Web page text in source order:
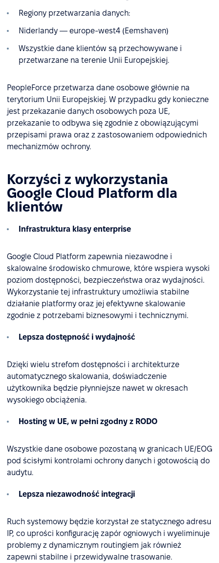
Regiony przetwarzania danych:
Niderlandy — europe-west4 (Eemshaven)
Wszystkie dane klientów są przechowywane i
przetwarzane na terenie Unii Europejskiej.
PeopleForce przetwarza dane osobowe głównie na
terytorium Unii Europejskiej. W przypadku gdy konieczne
jest przekazanie danych osobowych poza UE,
przekazanie to odbywa się zgodnie z obowiązującymi
przepisami prawa oraz z zastosowaniem odpowiednich
mechanizmów ochrony.
Korzyści z wykorzystania
Google Cloud Platform dla
klientów
Infrastruktura klasy enterprise
Google Cloud Platform zapewnia niezawodne i
skalowalne środowisko chmurowe, które wspiera wysoki
poziom dostępności, bezpieczeństwa oraz wydajności.
Wykorzystanie tej infrastruktury umożliwia stabilne
działanie platformy oraz jej efektywne skalowanie
zgodnie z potrzebami biznesowymi i technicznymi.
Lepsza dostępność i wydajność
Dzięki wielu strefom dostępności i architekturze
automatycznego skalowania, doświadczenie
użytkownika będzie płynniejsze nawet w okresach
wysokiego obciążenia.
Hosting w UE, w pełni zgodny z RODO
Wszystkie dane osobowe pozostaną w granicach UE/EOG
pod ścisłymi kontrolami ochrony danych i gotowością do
audytu.
Lepsza niezawodność integracji
Ruch systemowy będzie korzystał ze statycznego adresu
IP, co uprości konfigurację zapór ogniowych i wyeliminuje
problemy z dynamicznym routingiem jak również
zapewni stabilne i przewidywalne trasowanie.